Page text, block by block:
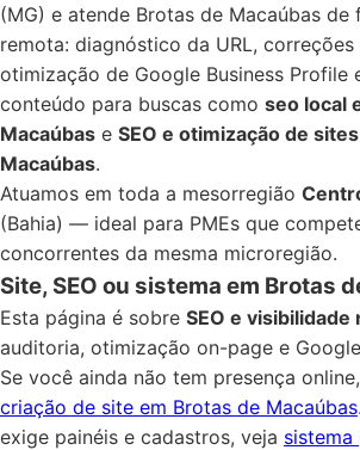
(MG) e atende Brotas de Macaúbas de
remota: diagnóstico da URL, correções
otimização de Google Business Profile
conteúdo para buscas como seo local
Macaúbas e SEO e otimização de
Macaúbas.
Atuamos em toda a mesorregião
(Bahia) — ideal para PMEs que
concorrentes da mesma microregião.
Site, SEO ou sistema em Brotas
Esta página é sobre SEO e visibilidade
auditoria, otimização on-page e
Se você ainda não tem presença
criação de site em Brotas de Macaúbas
exige painéis e cadastros, veja sistema